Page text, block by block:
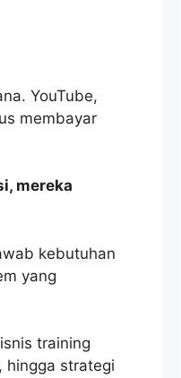
YouTube,
membayar
mereka
kebutuhan
yang
training
hingga strategi